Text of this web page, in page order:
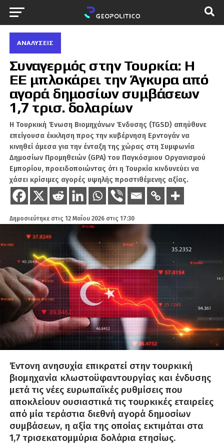
ΑΝΑΛΎΣΕΙΣ
Συναγερμός στην Τουρκία: Η
ΕΕ μπλοκάρει την Άγκυρα από
αγορά δημοσίων συμβάσεων
1,7 τρισ. δολαρίων
Η Τουρκική Ένωση Βιομηχάνων Ένδυσης (TGSD) απηύθυνε
επείγουσα έκκληση προς την κυβέρνηση Ερντογάν να
κινηθεί άμεσα για την ένταξη της χώρας στη Συμφωνία
Δημοσίων Προμηθειών (GPA) του Παγκόσμιου Οργανισμού
Εμπορίου, προειδοποιώντας ότι η Τουρκία κινδυνεύει να
χάσει κρίσιμες αγορές υψηλής προστιθέμενης αξίας.
Δημοσιεύτηκε στις 12 Μαΐου 2026 στις 17:30
Έντονη ανησυχία επικρατεί στην τουρκική
βιομηχανία κλωστοϋφαντουργίας και ένδυσης
μετά τις νέες ευρωπαϊκές ρυθμίσεις που
αποκλείουν ουσιαστικά τις τουρκικές εταιρείες
από μία τεράστια διεθνή αγορά δημοσίων
συμβάσεων, η αξία της οποίας εκτιμάται στα
1,7 τρισεκατομμύρια δολάρια ετησίως.